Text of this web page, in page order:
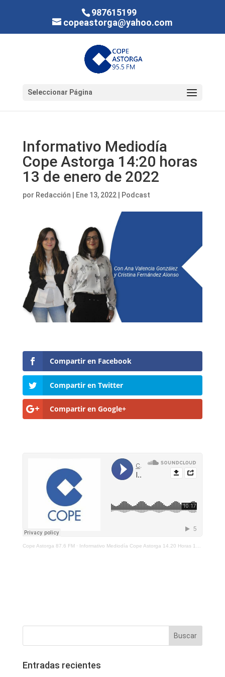
987615199
copeastorga@yahoo.com
Seleccionar Página
Informativo Mediodía
Cope Astorga 14:20 horas
13 de enero de 2022
por Redacción Ene 13, 2022| Podcast
Compartir en Facebook
Compartir en Twitter
Compartir en Google+
Cope Astorga 87.6 FM· Informativo Mediodía Cope Astorga 14.20 Horas 13 De Enero 2022
Entradas recientes